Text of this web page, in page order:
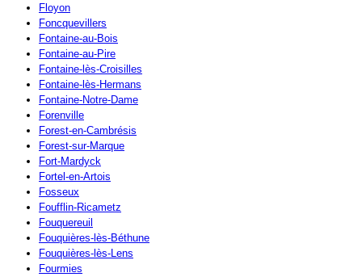
Floyon
Foncquevillers
Fontaine-au-Bois
Fontaine-au-Pire
Fontaine-lès-Croisilles
Fontaine-lès-Hermans
Fontaine-Notre-Dame
Forenville
Forest-en-Cambrésis
Forest-sur-Marque
Fort-Mardyck
Fortel-en-Artois
Fosseux
Foufflin-Ricametz
Fouquereuil
Fouquières-lès-Béthune
Fouquières-lès-Lens
Fourmies